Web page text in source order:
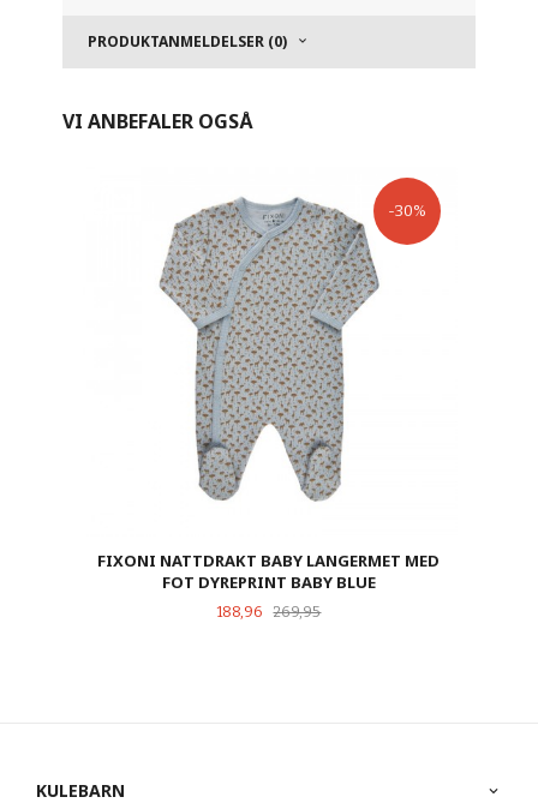
PRODUKTANMELDELSER (0)
VI ANBEFALER OGSÅ
FIXONI NATTDRAKT BABY LANGERMET MED
FOT DYREPRINT BABY BLUE
Tilbud
188,96 269,95Rabatt
-30%
KULEBARN